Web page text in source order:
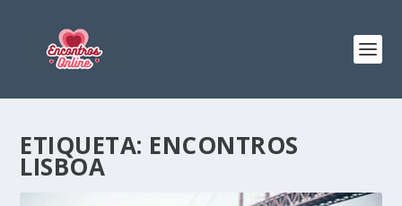
ETIQUETA: ENCONTROS
LISBOA